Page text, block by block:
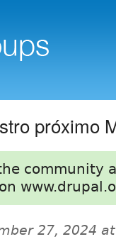
próximo
community
on
27, 2024